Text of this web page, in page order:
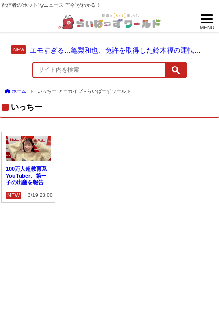
配信者の“ホット”なニュースで“今”がわかる！
MENU
エモすぎる…亀梨和也、免許を取得した鈴木福の運転でドライブ！
ホーム いっちー アーカイブ - らいばーずワールド
いっちー
100万人超教育系
YouTuber、第一
子の出産を報告
NEW 3/19 23:00